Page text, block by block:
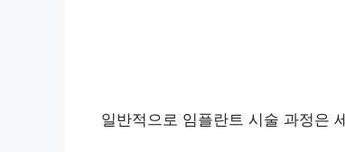
일반적으로 임플란트 시술 과정은